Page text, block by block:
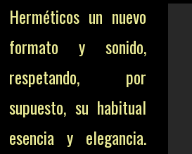
Herméticos un nuevo
formato y sonido,
respetando, por
supuesto, su habitual
esencia y elegancia.